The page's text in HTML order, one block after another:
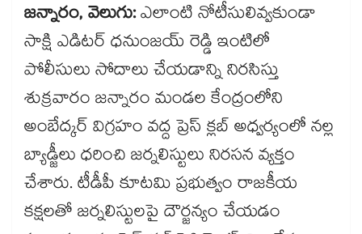
జన్నారం, వెలుగు:ఎలాంటి నోటీసులివ్వకుండా
సాక్షి ఎడిటర్ ధనుంజయ్ రెడ్డి ఇంటిలో
పోలీసులు సోదాలు చేయడాన్ని నిరసిస్తు
శుక్రవారం జన్నారం మండల కేంద్రంలోని
అంబేద్కర్ విగ్రహం వద్ద ప్రెస్ క్లబ్ అధ్వర్యంలో నల్ల
బ్యాడ్జీలు ధరించి జర్నలిస్టులు నిరసన వ్యక్తం
చేశారు. టీడీపీ కూటమి ప్రభుత్వం రాజకీయ
కక్షలతో జర్నలిస్టులపై దౌర్జన్యం చేయడం